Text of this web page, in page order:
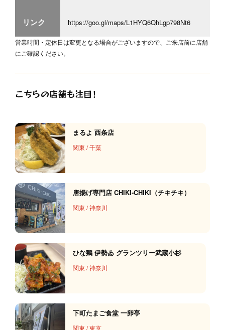
リンク https://goo.gl/maps/L1HYQ6QhLgp798Nt6
営業時間・定休日は変更となる場合がございますので、ご来店前に店舗
にご確認ください。
こちらの店舗も注目！
まるよ 西条店
関東 /千葉
唐揚げ専門店 CHIKI‐CHIKI（チキチキ）
関東 /神奈川
ひな鶏 伊勢ゐ グランツリー武蔵小杉
関東 /神奈川
下町たまご食堂 一卵亭
関東 /東京